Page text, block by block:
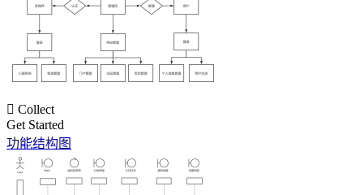
 Collect
Get Started
功能结构图